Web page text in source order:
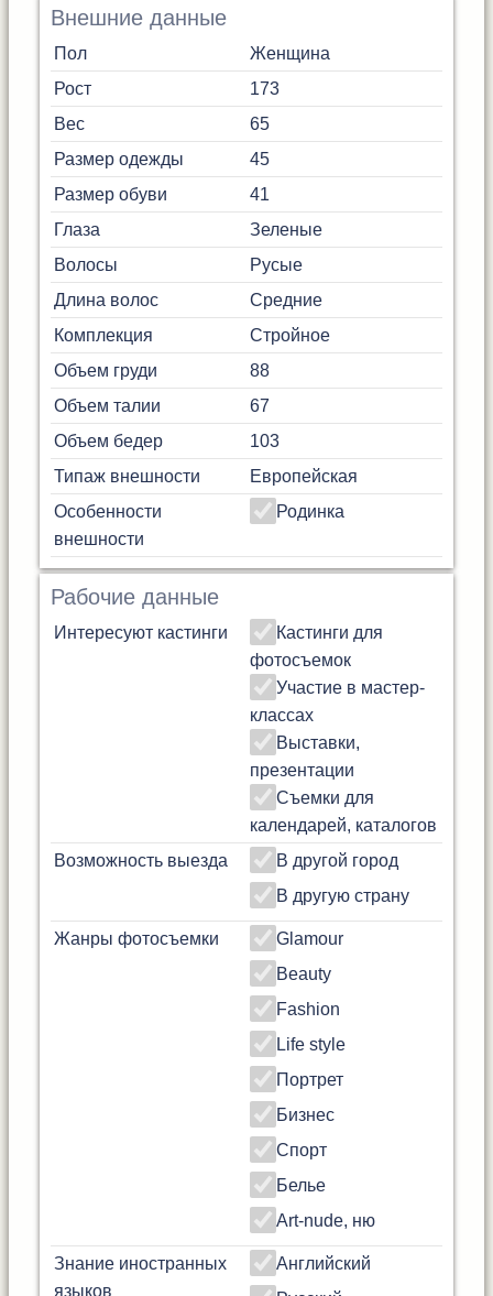
Внешние данные
Пол
Женщина
Рост
173
Вес
65
Размер одежды
45
Размер обуви
41
Глаза
Зеленые
Волосы
Русые
Длина волос
Средние
Комплекция
Стройное
Объем груди
88
Объем талии
67
Объем бедер
103
Типаж внешности
Европейская
Особенности
внешности
Родинка
Рабочие данные
Интересуют кастинги
Кастинги для
фотосъемок
Участие в мастер-
классах
Выставки,
презентации
Съемки для
календарей, каталогов
Возможность выезда
В другой город
В другую страну
Жанры фотосъемки
Glamour
Beauty
Fashion
Life style
Портрет
Бизнес
Спорт
Белье
Art-nude, ню
Знание иностранных
языков
Английский